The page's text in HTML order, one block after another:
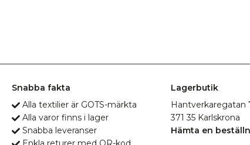
Snabba fakta
Alla textilier är GOTS-märkta
Alla varor finns i lager
Snabba leveranser
Lagerbutik
Hantverkaregatan
371 35 Karlskrona
Hämta en